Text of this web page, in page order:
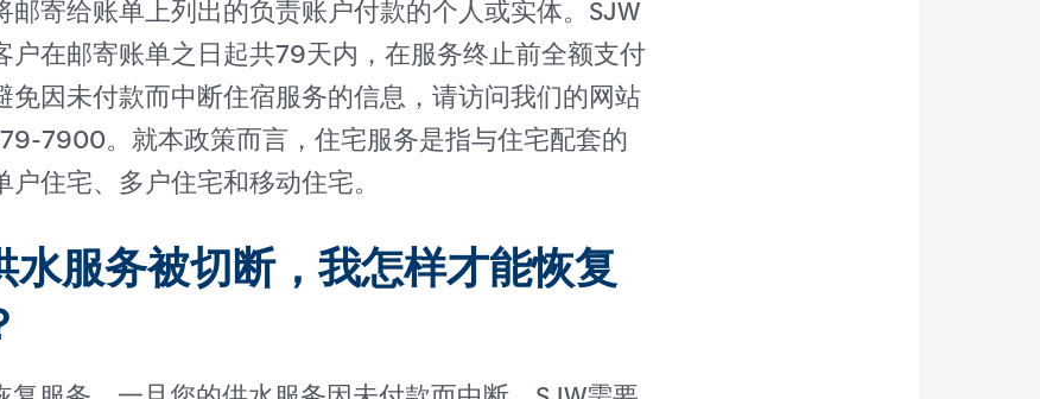
邮寄给账单上列出的负责账户付款的个人或实体。SJW
户在邮寄账单之日起共79天内，在服务终止前全额支付
免因未付款而中断住宿服务的信息，请访问我们的网站
7900。就本政策而言，住宅服务是指与住宅配套的
住宅、多户住宅和移动住宅。
水服务被切断，我怎样才能恢复